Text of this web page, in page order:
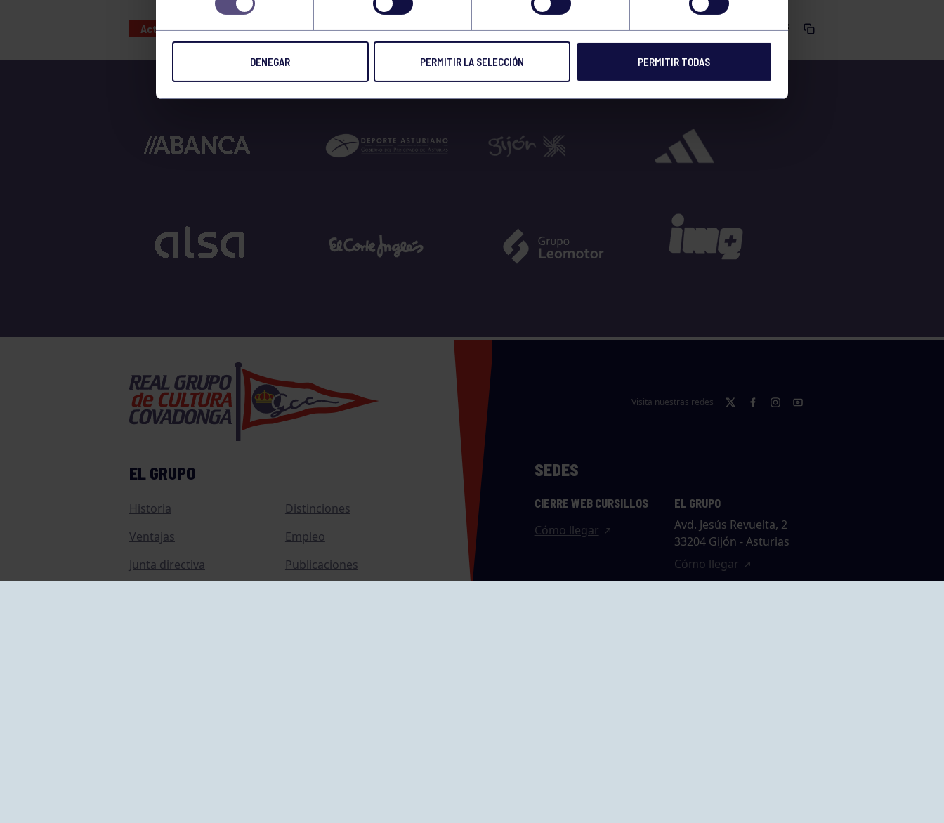
DENEGAR PERMITIR LA SELECCIÓN PERMITIR TODAS
Actividades deportivas 29 MAR 2025 Comparte
EL GRUPO
Historia
Distinciones
Ventajas
Empleo
Junta directiva
Publicaciones
Visita nuestras redes
SEDES
CIERRE WEB CURSILLOS
Cómo llegar
EL GRUPO
Avd. Jesús Revuelta, 2
33204 Gijón - Asturias
Cómo llegar